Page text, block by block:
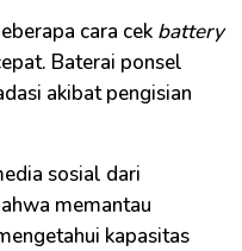
cara cek battery
Baterai ponsel
akibat pengisian
sosial dari
memantau
kapasitas